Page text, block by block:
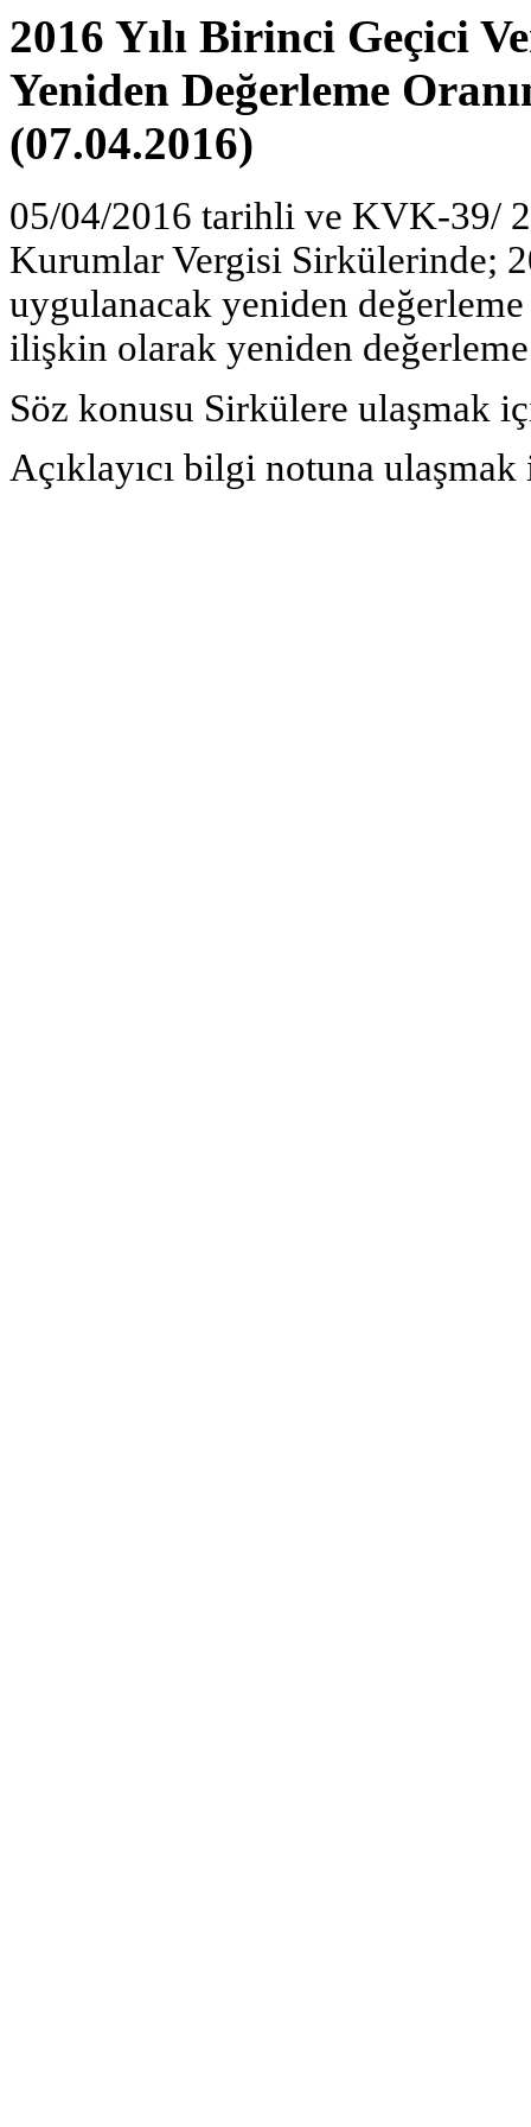
2016 Yılı Birinci Geçici
Yeniden Değerleme
(07.04.2016)
05/04/2016 tarihli ve KVK-39/
Kurumlar Vergisi Sirkülerinde;
uygulanacak yeniden
ilişkin olarak yeniden değerleme
Söz konusu Sirkülere ulaşmak
Açıklayıcı bilgi notuna